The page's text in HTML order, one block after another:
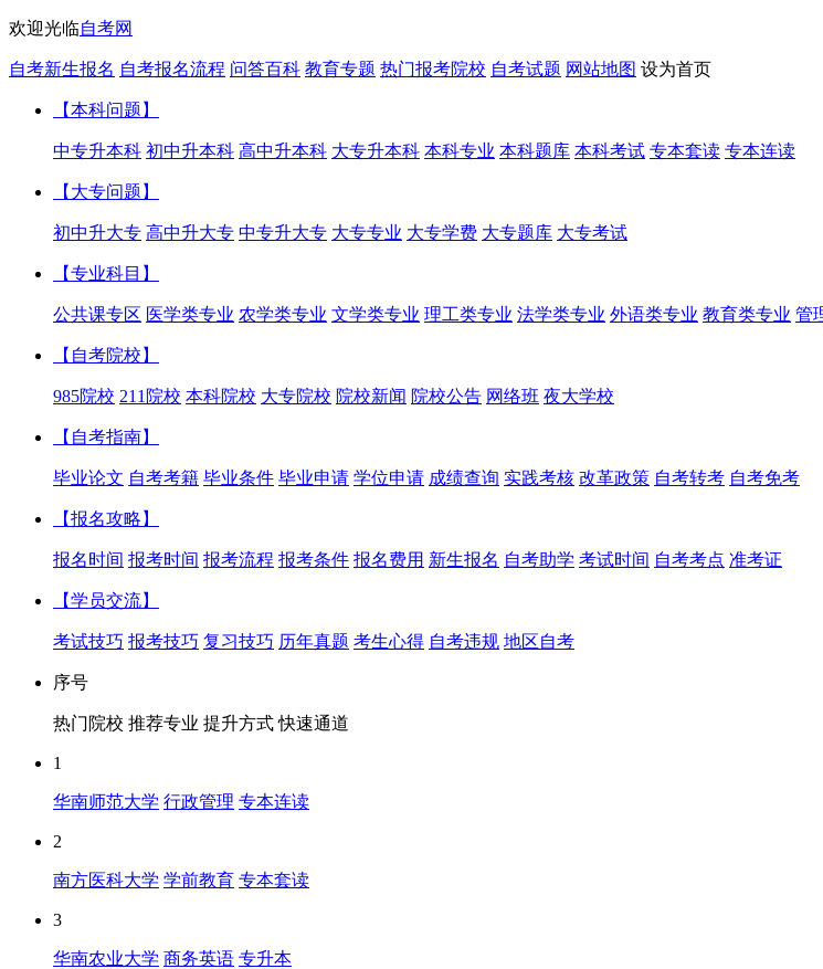
欢迎光临自考网
自考新生报名 自考报名流程 问答百科 教育专题 热门报考院校 自考试题 网站地图 设为首页
【本科问题】
中专升本科 初中升本科 高中升本科 大专升本科 本科专业 本科题库 本科考试 专本套读 专本连读
【大专问题】
初中升大专 高中升大专 中专升大专 大专专业 大专学费 大专题库 大专考试
【专业科目】
公共课专区 医学类专业 农学类专业 文学类专业 理工类专业 法学类专业 外语类专业 教育类专业 管
【自考院校】
985院校 211院校 本科院校 大专院校 院校新闻 院校公告 网络班 夜大学校
【自考指南】
毕业论文 自考考籍 毕业条件 毕业申请 学位申请 成绩查询 实践考核 改革政策 自考转考 自考免考
【报名攻略】
报名时间 报考时间 报考流程 报考条件 报名费用 新生报名 自考助学 考试时间 自考考点 准考证
【学员交流】
考试技巧 报考技巧 复习技巧 历年真题 考生心得 自考违规 地区自考
序号
热门院校 推荐专业 提升方式 快速通道
1
华南师范大学 行政管理 专本连读
2
南方医科大学 学前教育 专本套读
3
华南农业大学 商务英语 专升本